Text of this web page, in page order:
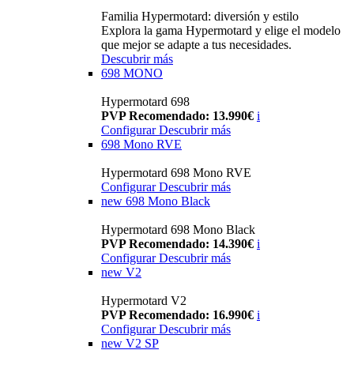
Familia Hypermotard: diversión y estilo
Explora la gama Hypermotard y elige el modelo
que mejor se adapte a tus necesidades.
Descubrir más
698 MONO
Hypermotard 698
PVP Recomendado: 13.990€ i
ConfigurarDescubrir más
698 Mono RVE
Hypermotard 698 Mono RVE
Configurar Descubrir más
new 698 Mono Black
Hypermotard 698 Mono Black
PVP Recomendado: 14.390€ i
Configurar Descubrir más
new V2
Hypermotard V2
PVP Recomendado: 16.990€ i
Configurar Descubrir más
new V2 SP